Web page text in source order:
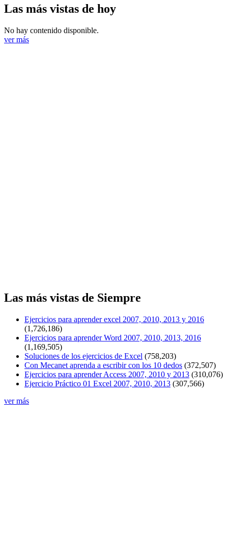
Las más vistas de hoy
No hay contenido disponible.
ver más
Las más vistas de Siempre
Ejercicios para aprender excel 2007, 2010, 2013 y 2016
(1,726,186)
Ejercicios para aprender Word 2007, 2010, 2013, 2016
(1,169,505)
Soluciones de los ejercicios de Excel (758,203)
Con Mecanet aprenda a escribir con los 10 dedos (372,507)
Ejercicios para aprender Access 2007, 2010 y 2013 (310,076)
Ejercicio Práctico 01 Excel 2007, 2010, 2013 (307,566)
ver más